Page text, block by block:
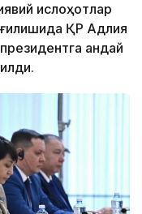
ислоҳотлар
ҚР Адлия
қандай